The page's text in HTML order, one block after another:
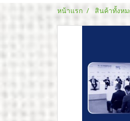
หน้าแรก สินค้าทั้งห